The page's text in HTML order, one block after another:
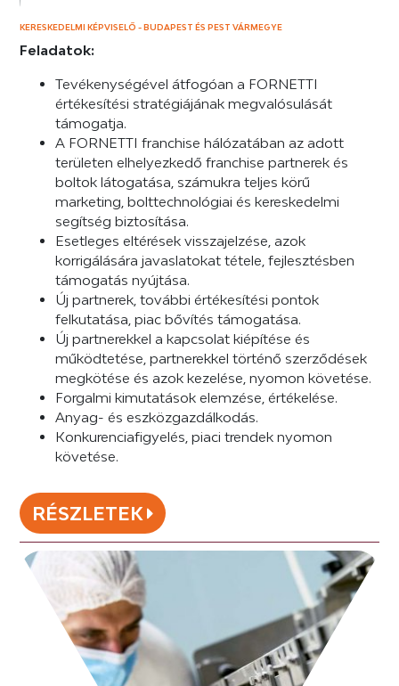
KERESKEDELMI KÉPVISELŐ - BUDAPEST ÉS PEST VÁRMEGYE
Feladatok:
Tevékenységével átfogóan a FORNETTI
értékesítési stratégiájának megvalósulását
támogatja.
A FORNETTI franchise hálózatában az adott
területen elhelyezkedő franchise partnerek és
boltok látogatása, számukra teljes körű
marketing, bolttechnológiai és kereskedelmi
segítség biztosítása.
Esetleges eltérések visszajelzése, azok
korrigálására javaslatokat tétele, fejlesztésben
támogatás nyújtása.
Új partnerek, további értékesítési pontok
felkutatása, piac bővítés támogatása.
Új partnerekkel a kapcsolat kiépítése és
működtetése, partnerekkel történő szerződések
megkötése és azok kezelése, nyomon követése.
Forgalmi kimutatások elemzése, értékelése.
Anyag- és eszközgazdálkodás.
Konkurenciafigyelés, piaci trendek nyomon
követése.
RÉSZLETEK